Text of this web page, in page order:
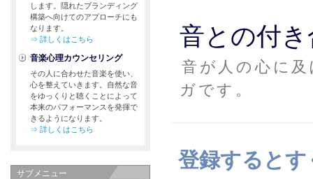
音との付
音が人の心に
ガです。
登録すると
します。隠れたブランディング
構築へ向けてのアプローチにも
なります。
⇒ 詳しくはこちら
音楽心理カウンセリング
その人に合わせた音楽を使い、
心を整えていきます。自然な音
をゆっくりと聴くことによって
本来のパフォーマンスを発揮で
きるようになります。
⇒ 詳しくはこちら
サブメニュー